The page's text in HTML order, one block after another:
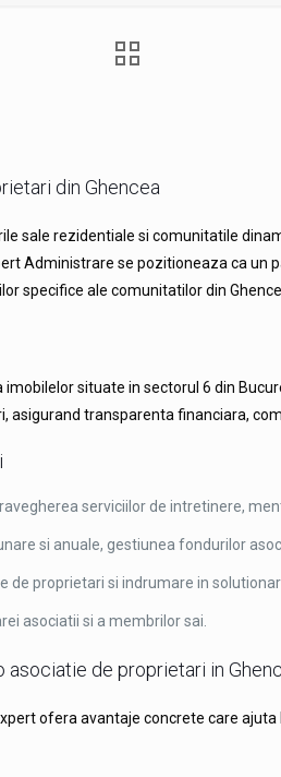
din Ghencea
sale rezidentiale si comunitatile
Administrare se pozitioneaza ca un
specifice ale comunitatilor din
situate in sectorul 6 din
transparenta financiara,
serviciilor de intretinere,
si anuale, gestiunea fondurilor
proprietari si indrumare in
asociatii si a membrilor sai.
de proprietari in
ofera avantaje concrete care